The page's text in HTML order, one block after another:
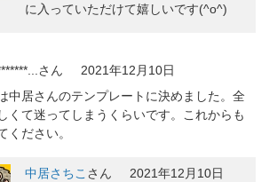
に入っていただけて嬉しいです(^o^)
さん
2021年12月10日
中居さんのテンプレートに決めました。全
くて迷ってしまうくらいです。これからも
ください。
中居さちこ さん
2021年12月10日